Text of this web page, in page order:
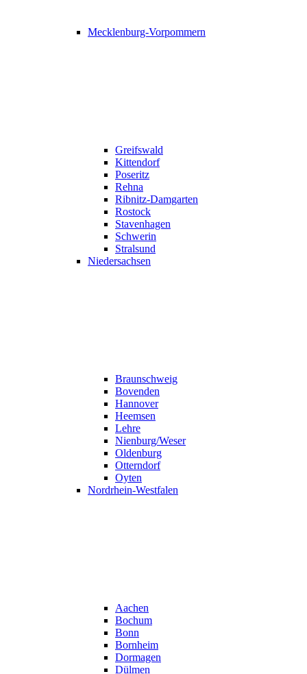
Mecklenburg-Vorpommern
Greifswald
Kittendorf
Poseritz
Rehna
Ribnitz-Damgarten
Rostock
Stavenhagen
Schwerin
Stralsund
Niedersachsen
Braunschweig
Bovenden
Hannover
Heemsen
Lehre
Nienburg/Weser
Oldenburg
Otterndorf
Oyten
Nordrhein-Westfalen
Aachen
Bochum
Bonn
Bornheim
Dormagen
Dülmen